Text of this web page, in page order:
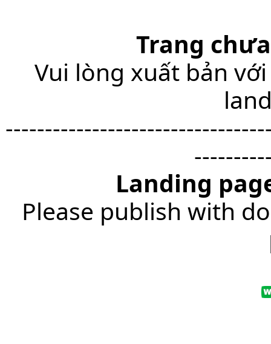
Trang
Vui lòng xuất bản
Landing
Please publish with